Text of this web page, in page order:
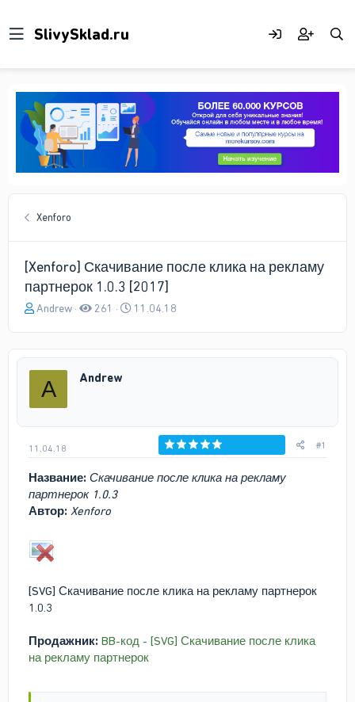
Xenforo
[Xenforo] Скачивание после клика на рекламу
партнерок 1.0.3 [2017]
А
о
р
е
ы
Andrew 261
Д
а
л
11.04.18
A Andrew
11.04.18
Голосов: 0
#1
Название: Скачивание после клика на рекламу
партнерок 1.0.3
Автор: Xenforo
[SVG] Скачивание после клика на рекламу партнерок
1.0.3
Продажник: BB-код - [SVG] Скачивание после клика
на рекламу партнерок